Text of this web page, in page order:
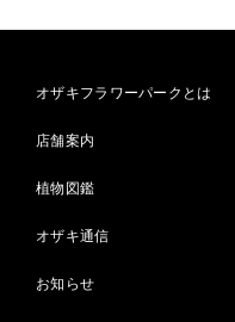
オザキフラワーパークとは
店舗案内
植物図鑑
オザキ通信
お知らせ